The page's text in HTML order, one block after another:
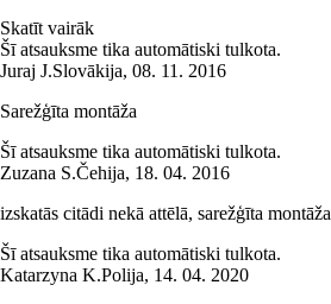
Skatīt vairāk
Šī atsauksme tika automātiski tulkota.
Juraj J.Slovākija, 08. 11. 2016
Sarežģīta montāža
Šī atsauksme tika automātiski tulkota.
Zuzana S.Čehija, 18. 04. 2016
izskatās citādi nekā attēlā, sarežģīta montāža
Šī atsauksme tika automātiski tulkota.
Katarzyna K.Polija, 14. 04. 2020